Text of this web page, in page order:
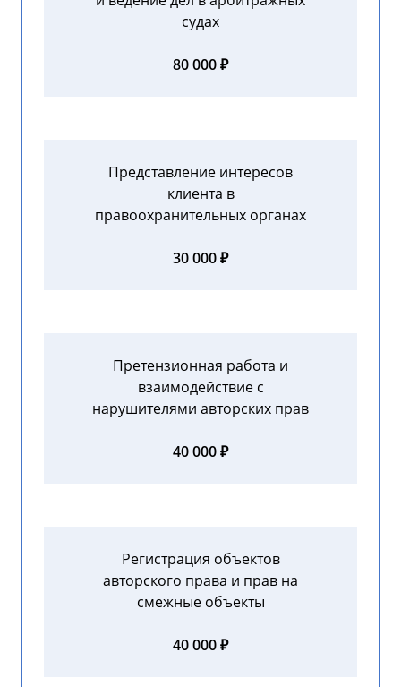
судах
80 000 ₽
Представление интересов
клиента в
правоохранительных органах
30 000 ₽
Претензионная работа и
взаимодействие с
нарушителями авторских прав
40 000 ₽
Регистрация объектов
авторского права и прав на
смежные объекты
40 000 ₽